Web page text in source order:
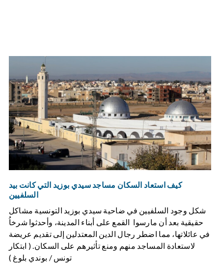
كيف استعاد السكان مساجد سيدي بوزيد التي كانت بيد
السلفيين
شكل وجود السلفيين في ضاحية سيدي بوزيد التونسية مشاكل
حقيقية بعد أن مارسوا القمع على أبناء المدينة، وأحدثوا شرخاُ
في عائلاتها، مما اضطر رجال الدين المعتدلين إلى تقديم عريضة
لاستعادة المساجد منهم ومنع تأثيرهم على السكان. ( ابتكار
تونس / بوندي بلوغ )